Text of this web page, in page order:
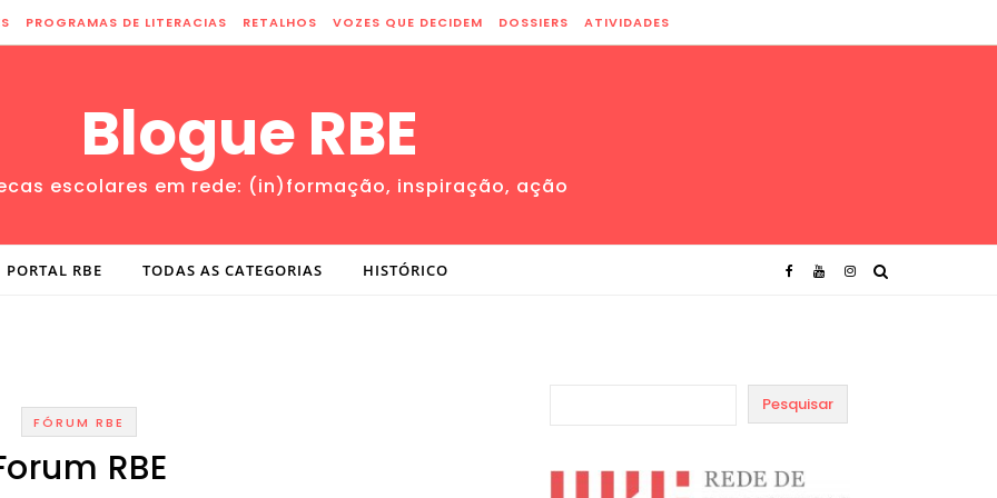
PROGRAMAS DE LITERACIAS RETALHOS VOZES QUE DECIDEM DOSSIERS ATIVIDADES
Blogue RBE
escolares em rede: (in)formação, inspiração, ação
PORTAL RBE TODAS AS CATEGORIAS HISTÓRICO
FÓRUM RBE
RBE
Pesquisar